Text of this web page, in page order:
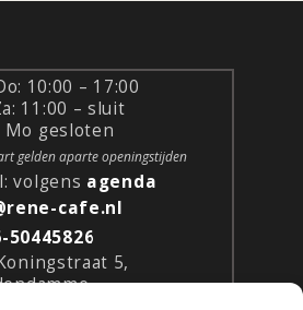
10:00 – 17:00
11:00 – sluit
Mo gesloten
gelden aparte openingstijden
volgens agenda
cafe.nl
50445826
5,